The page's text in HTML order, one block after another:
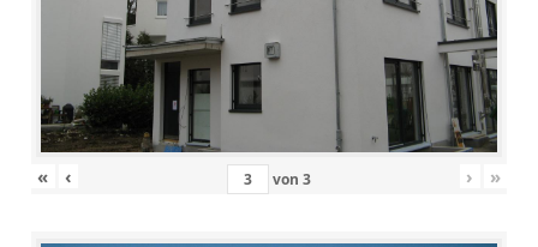
« ‹ von 3 › »